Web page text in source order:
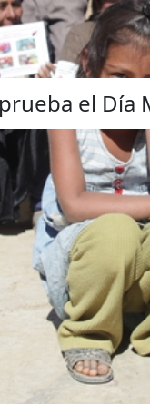
el Día